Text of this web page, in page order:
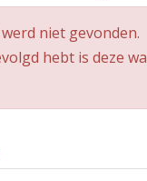
niet gevonden.
hebt is deze